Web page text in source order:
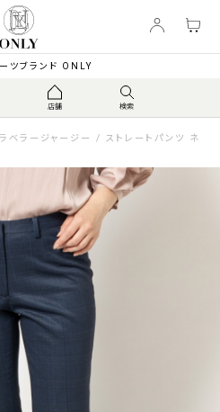
ツブランド ONLY
ベラージャージー / ストレートパンツ ネイ